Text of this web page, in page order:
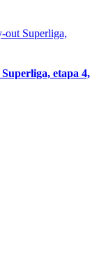
etapa 4,